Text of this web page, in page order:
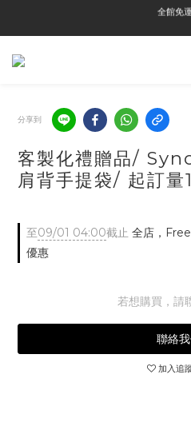
全館免
全館消費滿$3000即
分享到
客製化禮贈品/
肩背手提袋/ 起訂
至09/01 04:00截止 全店，
優惠
若想購買，請
聯絡
加入追